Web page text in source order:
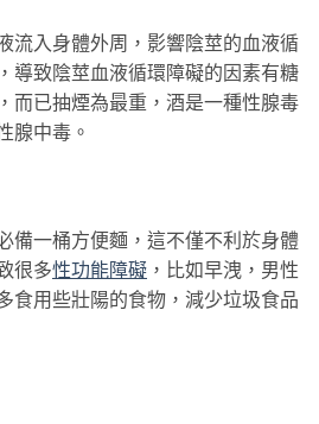
入身體外周，影響陰莖的血液循
導致陰莖血液循環障礙的因素有糖
而已抽煙為最重，酒是一種性腺毒
腺中毒。
一桶方便麵，這不僅不利於身體
很多性功能障礙 ，比如早洩，男性
食用些壯陽的食物，減少垃圾食品